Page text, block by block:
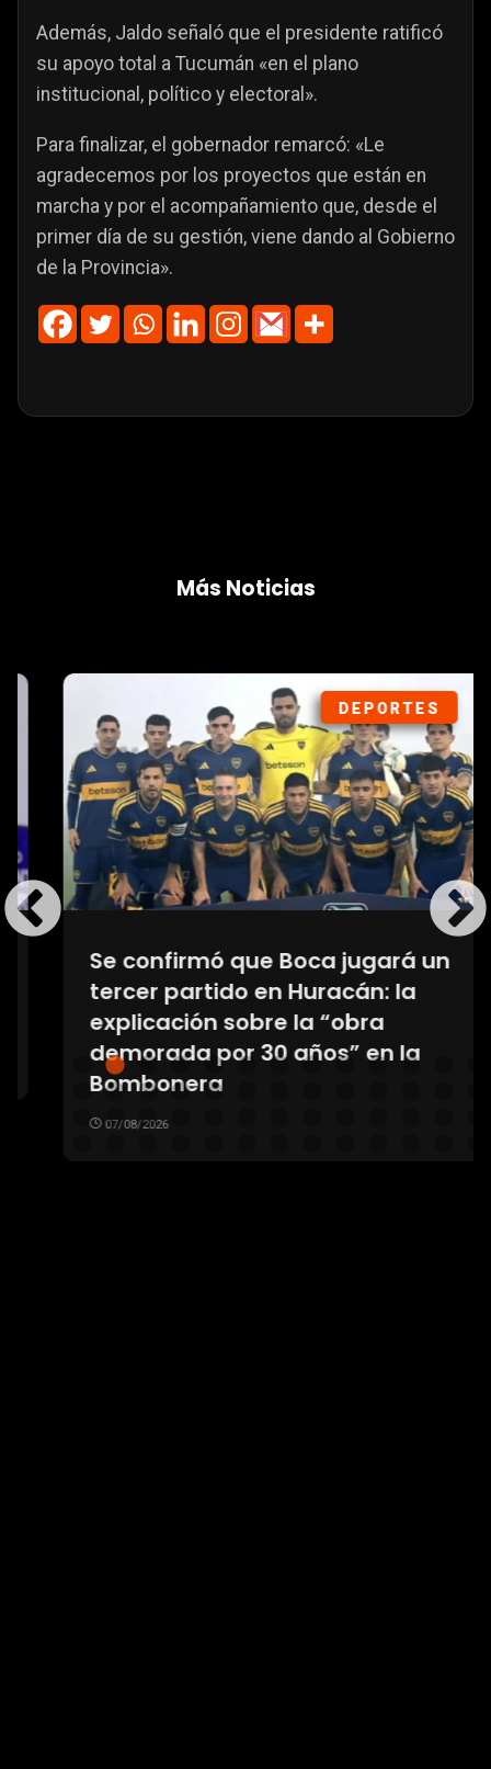
Además, Jaldo señaló que el presidente ratificó
su apoyo total a Tucumán «en el plano
institucional, político y electoral».
Para finalizar, el gobernador remarcó: «Le
agradecemos por los proyectos que están en
marcha y por el acompañamiento que, desde el
primer día de su gestión, viene dando al Gobierno
de la Provincia».
Más Noticias
DEPORTES
Se confirmó que Boca jugará un
tercer partido en Huracán: la
explicación sobre la “obra
demorada por 30 años” en la
Bombonera
07/08/2026